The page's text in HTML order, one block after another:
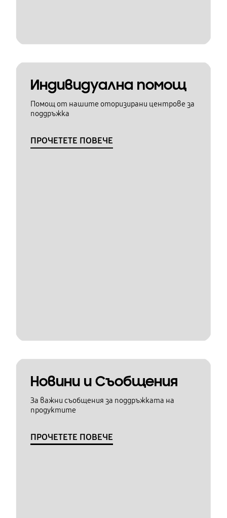
Индивидуална помощ
Помощ от нашите оторизирани центрове за
поддръжка
ПРОЧЕТЕТЕ ПОВЕЧЕ
Новини и Съобщения
За важни съобщения за поддръжката на
продуктите
ПРОЧЕТЕТЕ ПОВЕЧЕ